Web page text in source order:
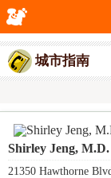
城市指南
Shirley Jeng, M.D.
21350 Hawthorne